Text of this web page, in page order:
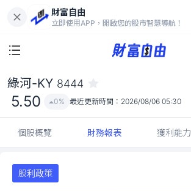
財富自由
立即使用APP，開啟您的股市智慧導航！
5.50
0%
綠河-KY 8444
5.50 0% 最近更新時間： 2026/08/06 05:30
個股概覽 財務報表 獲利能力
股利政策